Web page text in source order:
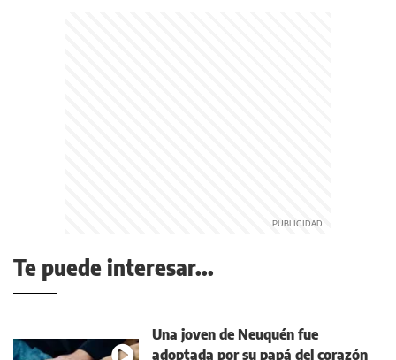
Te puede interesar...
Una joven de Neuquén fue
adoptada por su papá del corazón